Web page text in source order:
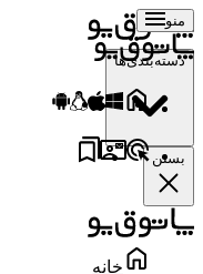
منو
دسته‌بندی‌ها
بستن
خانه